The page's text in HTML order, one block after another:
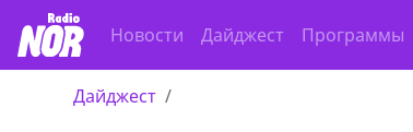
Новости Дайджест Программы
Дайджест